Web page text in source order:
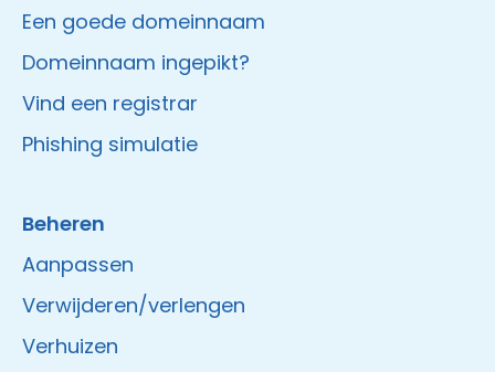
Een goede domeinnaam
Domeinnaam ingepikt?
Vind een registrar
Phishing simulatie
Beheren
Aanpassen
Verwijderen/verlengen
Verhuizen